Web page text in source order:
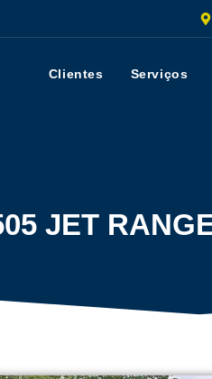
Clientes Serviços
JET